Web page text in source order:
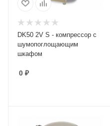
DK50 2V S - компрессор с
шумопоглощающим
шкафом
0 ₽